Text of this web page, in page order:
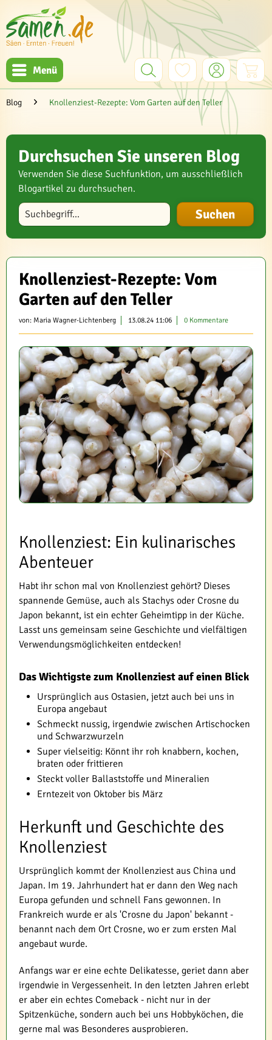
Menü
Blog Knollenziest-Rezepte: Vom Garten auf den Teller
Durchsuchen Sie unseren Blog
Verwenden Sie diese Suchfunktion, um ausschließlich
Blogartikel zu durchsuchen.
Blog durchsuchen
Knollenziest-Rezepte: Vom
Garten auf den Teller
von: Maria Wagner-Lichtenberg 13.08.24 11:06 0 Kommentare
Knollenziest: Ein kulinarisches
Abenteuer
Habt ihr schon mal von Knollenziest gehört? Dieses
spannende Gemüse, auch als Stachys oder Crosne du
Japon bekannt, ist ein echter Geheimtipp in der Küche.
Lasst uns gemeinsam seine Geschichte und vielfältigen
Verwendungsmöglichkeiten entdecken!
Das Wichtigste zum Knollenziest auf einen Blick
Ursprünglich aus Ostasien, jetzt auch bei uns in
Europa angebaut
Schmeckt nussig, irgendwie zwischen Artischocken
und Schwarzwurzeln
Super vielseitig: Könnt ihr roh knabbern, kochen,
braten oder frittieren
Steckt voller Ballaststoffe und Mineralien
Erntezeit von Oktober bis März
Herkunft und Geschichte des
Knollenziest
Ursprünglich kommt der Knollenziest aus China und
Japan. Im 19. Jahrhundert hat er dann den Weg nach
Europa gefunden und schnell Fans gewonnen. In
Frankreich wurde er als 'Crosne du Japon' bekannt -
benannt nach dem Ort Crosne, wo er zum ersten Mal
angebaut wurde.
Anfangs war er eine echte Delikatesse, geriet dann aber
irgendwie in Vergessenheit. In den letzten Jahren erlebt
er aber ein echtes Comeback - nicht nur in der
Spitzenküche, sondern auch bei uns Hobbyköchen, die
gerne mal was Besonderes ausprobieren.